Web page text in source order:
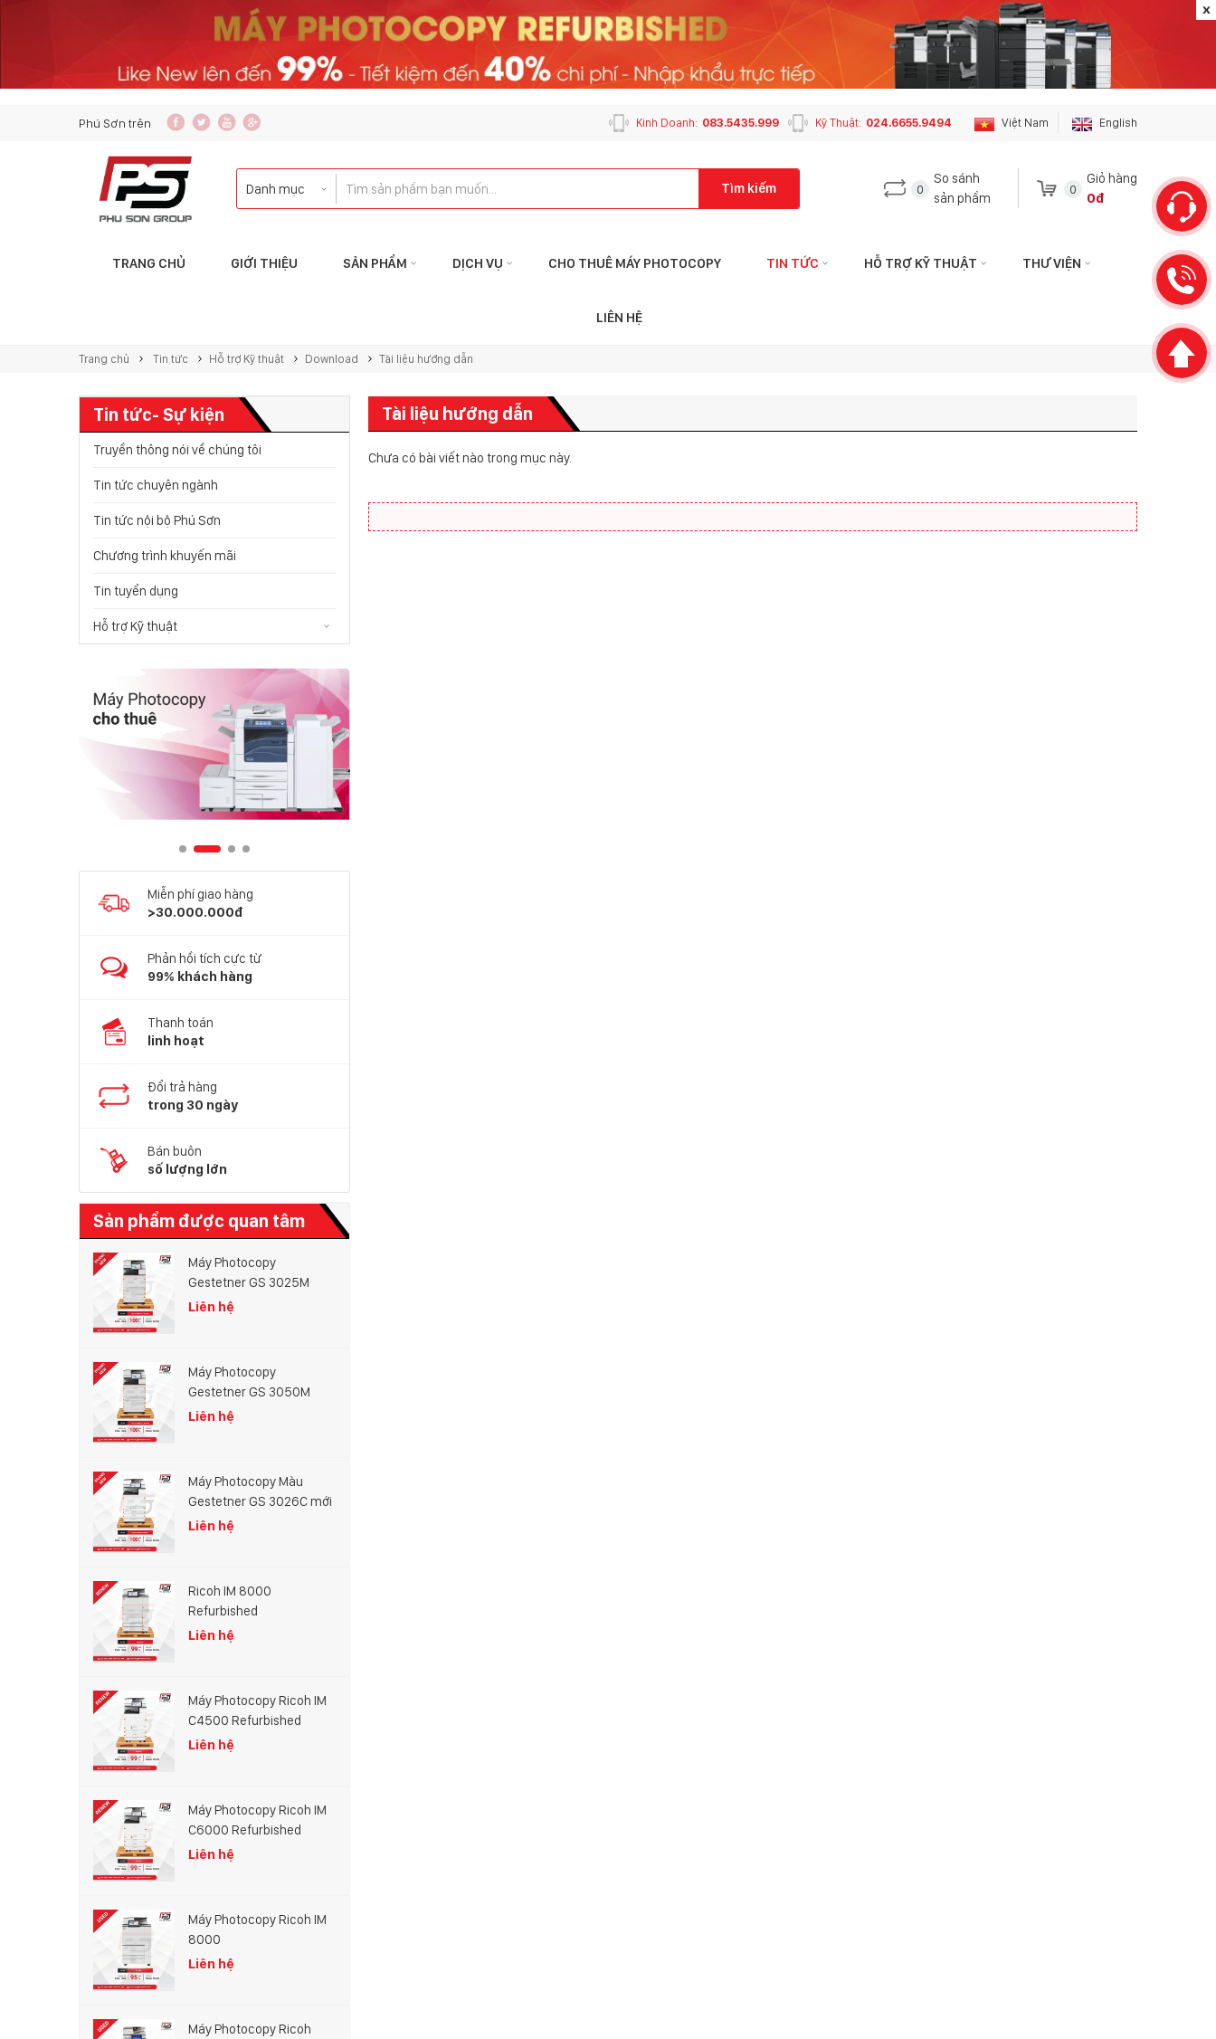
Phú Sơn trên Việt Nam English
Kỹ Thuật: 024.6655.9494
Kinh Doanh: 083.5435.999
Tìm kiếm 0
So sánh
sản phẩm
0
Giỏ hàng
0đ
TRANG CHỦ GIỚI THIỆU SẢN PHẨM DỊCH VỤ CHO THUÊ MÁY PHOTOCOPY TIN TỨC HỖ TRỢ KỸ THUẬT THƯ VIỆN
LIÊN HỆ
Trang chủ Tin tức Hỗ trợ Kỹ thuật Download Tài liệu hướng dẫn
Tin tức- Sự kiện
Truyền thông nói về chúng tôi
Tin tức chuyên ngành
Tin tức nội bộ Phú Sơn
Chương trình khuyến mãi
Tin tuyển dụng
Hỗ trợ Kỹ thuật
Miễn phí giao hàng
>30.000.000đ
Phản hồi tích cực từ
99% khách hàng
Thanh toán
linh hoạt
Đổi trả hàng
trong 30 ngày
Bán buôn
số lượng lớn
Sản phẩm được quan tâm
Máy Photocopy
Gestetner GS 3025M
Liên hệ
Máy Photocopy
Gestetner GS 3050M
Liên hệ
Máy Photocopy Màu
Gestetner GS 3026C mới
100%
Liên hệ
Ricoh IM 8000
Refurbished
Liên hệ
Máy Photocopy Ricoh IM
C4500 Refurbished
Liên hệ
Máy Photocopy Ricoh IM
C6000 Refurbished
Liên hệ
Máy Photocopy Ricoh IM
8000
Liên hệ
Máy Photocopy Ricoh
Tài liệu hướng dẫn
Chưa có bài viết nào trong mục này.
KINH DOANH
083.5435.999
024.6653.4499
hotro.copierphuson@gmail.com